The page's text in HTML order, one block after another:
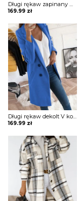
Długi rękaw zapinany na guziki jednorzędowy jednolity kieszenie klapy elegancki bez wzoru jesień płaszcz Kipp
169.99 zł
Długi rękaw dekolt V kołnierz guziki elegancki bez wzoru dopasowany płaszcz Aaltje
169.99 zł